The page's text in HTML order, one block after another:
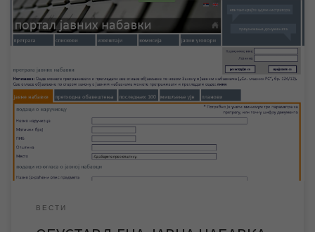
Након отварања јавне набавке ЈН 7/2016 „Набавка
грађевинског материјала“ и детаљног прегледа прикупљених
понуда Комисија за спровођење јавних набавки је утврдила да
су све прикупљене понуде веће од процењене вредности ове
јавне набавке, те су као такве неприхватљиве. Из тог разлога
је наручилац ЈКП „Водовод и канализација“ Зрењанин донео
одлуку […]
ВЕСТИ